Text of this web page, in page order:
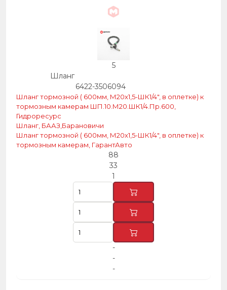
5
Шланг
6422-3506094
Шланг тормозной ( 600мм, М20х1,5-ШК1/4″, в оплетке) к
тормозным камерам ШП.10.М20.ШК1/4.Пр.600,
Гидроресурс
Шланг, БААЗ,Барановичи
Шланг тормозной ( 600мм, М20х1,5-ШК1/4″, в оплетке) к
тормозным камерам, ГарантАвто
88
33
1
-
-
-